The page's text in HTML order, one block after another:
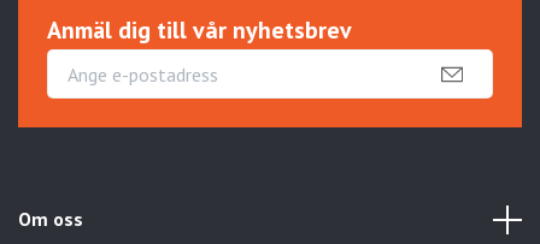
Anmäl dig till vår nyhetsbrev
Om oss